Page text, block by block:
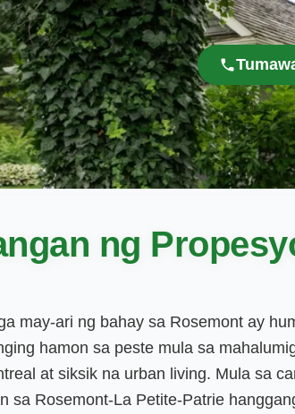
ng
may-ari ng bahay sa Rosemont ay
hamon sa peste mula sa
at siksik na urban living. Mula sa
sa Rosemont-La Petite-Patrie